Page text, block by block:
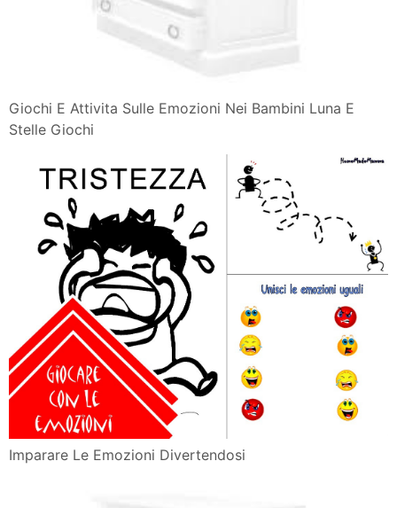
Giochi E Attivita Sulle Emozioni Nei Bambini Luna E
Stelle Giochi
Imparare Le Emozioni Divertendosi